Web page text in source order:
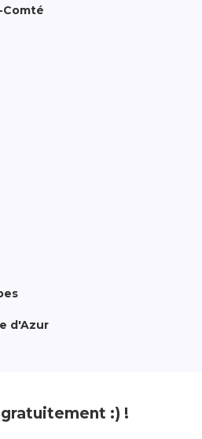
Comté
d'Azur
:) !